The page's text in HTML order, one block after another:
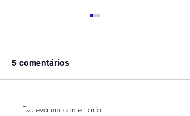
Govtech Desenvolve
5 comentários
Escreva um comentário